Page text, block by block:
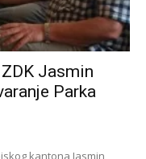
Jasmin
Parka